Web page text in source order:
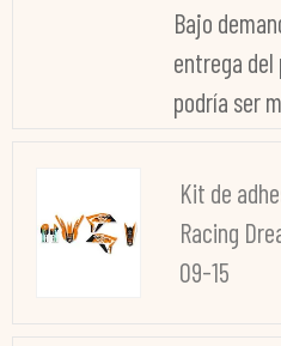
Bajo
entrega
podría ser
Kit de
Racing
09-15